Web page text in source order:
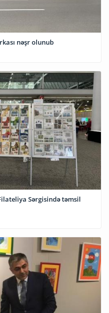
nəşr olunub
Sərgisində təmsil